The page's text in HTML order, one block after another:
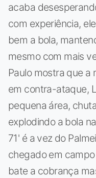
acaba
com experiência,
bem a bola,
mesmo com mais
Paulo mostra que a
em contra-ataque,
pequena área,
explodindo a bola
71' é a vez do
chegado em
bate a cobrança